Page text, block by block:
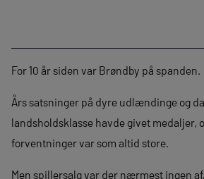
For 10 år siden var Brøndby på spanden.
Års satsninger på dyre udlændinge og
landsholdsklasse havde givet medaljer,
forventninger var som altid store.
Men spillersalg var der nærmest ingen